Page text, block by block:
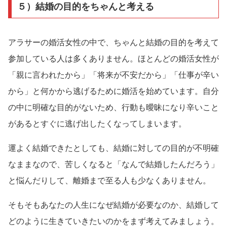
５）結婚の目的をちゃんと考える
アラサーの婚活女性の中で、ちゃんと結婚の目的を考えて
参加している人は多くありません。ほとんどの婚活女性が
「親に言われたから」「将来が不安だから」「仕事が辛い
から」と何かから逃げるために婚活を始めています。自分
の中に明確な目的がないため、行動も曖昧になり辛いこと
があるとすぐに逃げ出したくなってしまいます。
運よく結婚できたとしても、結婚に対しての目的が不明確
なままなので、苦しくなると「なんで結婚したんだろう」
と悩んだりして、離婚まで至る人も少なくありません。
そもそもあなたの人生になぜ結婚が必要なのか、結婚して
どのように生きていきたいのかをまず考えてみましょう。